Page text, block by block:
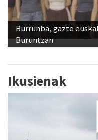
Burrunba, gazte
Buruntzan
Ikusienak